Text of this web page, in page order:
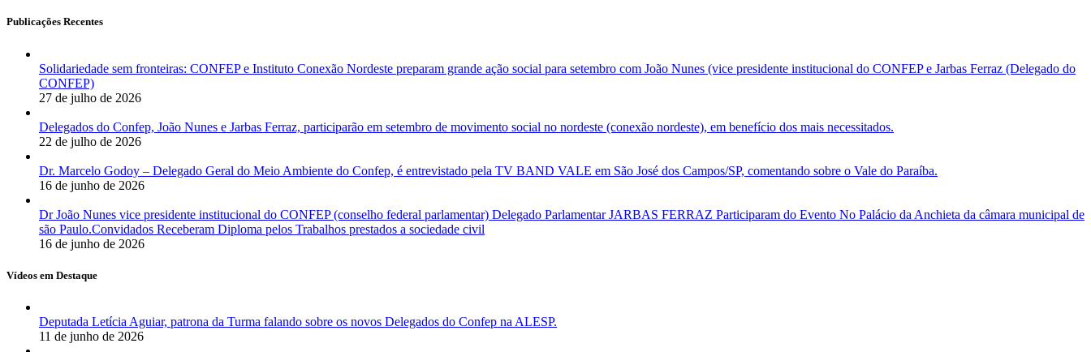
Publicações Recentes
Solidariedade sem fronteiras: CONFEP e Instituto Conexão Nordeste preparam grande ação social para setembro com João Nunes (vice presidente institucional do CONFEP e Jarbas Ferraz (Delegado do
CONFEP)
27 de julho de 2026
Delegados do Confep, João Nunes e Jarbas Ferraz, participarão em setembro de movimento social no nordeste (conexão nordeste), em benefício dos mais necessitados.
22 de julho de 2026
Dr. Marcelo Godoy – Delegado Geral do Meio Ambiente do Confep, é entrevistado pela TV BAND VALE em São José dos Campos/SP, comentando sobre o Vale do Paraíba.
16 de junho de 2026
Dr João Nunes vice presidente institucional do CONFEP (conselho federal parlamentar) Delegado Parlamentar JARBAS FERRAZ Participaram do Evento No Palácio da Anchieta da câmara municipal de
são Paulo.Convidados Receberam Diploma pelos Trabalhos prestados a sociedade civil
16 de junho de 2026
Vídeos em Destaque
Deputada Letícia Aguiar, patrona da Turma falando sobre os novos Delegados do Confep na ALESP.
11 de junho de 2026